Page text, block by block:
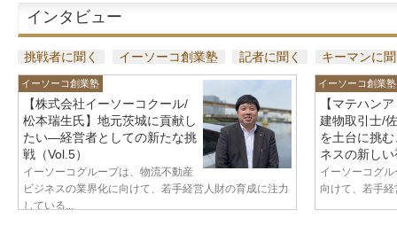
インタビュー
挑戦者に聞く イーソーコ創業塾 記者に聞く キーマンに
イーソーコ創業塾
【株式会社イーソーコクール/
松本瑞生氏】地元茨城に貢献し
たい—経営者としての新たな挑
戦（Vol.5）
イーソーコグループは、物流不動産
ビジネスの業界化に向けて、若手経営人財の育成に注力
している...
イーソーコ創業塾
【マテハン
建物取引士/
を土台に挑
ネスの新し
イーソーコグ
向けて、若手